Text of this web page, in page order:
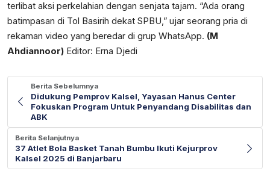
terlibat aksi perkelahian dengan senjata tajam. “Ada orang
batimpasan di Tol Basirih dekat SPBU,” ujar seorang pria di
rekaman video yang beredar di grup WhatsApp. (M
Ahdiannoor) Editor: Erna Djedi
Berita Sebelumnya
Didukung Pemprov Kalsel, Yayasan Hanus Center
Fokuskan Program Untuk Penyandang Disabilitas dan
ABK
Berita Selanjutnya
37 Atlet Bola Basket Tanah Bumbu Ikuti Kejurprov
Kalsel 2025 di Banjarbaru